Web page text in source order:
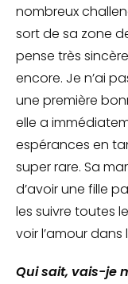
nombreux
sort de sa zone
pense très
encore. Je n’ai
une première
elle a
espérances en
super rare. Sa
d’avoir une fille
les suivre toutes
voir l’amour dans
Qui sait, vais-je